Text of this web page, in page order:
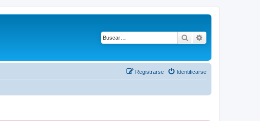
Buscar
Identificarse
Registrarse